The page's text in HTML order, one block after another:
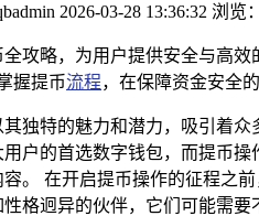
2026-03-28 13:36:32 浏览
攻略，为用户提供安全与高
握提币流程，在保障资金安全
独特的魅力和潜力，吸引着
户的首选数字钱包，而提币
。 在开启提币操作的征程之
格迥异的伙伴，它们可能需